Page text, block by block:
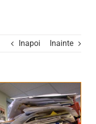
Inapoi Inainte